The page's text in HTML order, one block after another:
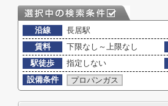
沿線
長居駅
賃料
下限なし～上限なし
駅徒歩
指定しない
設備条件
プロパンガス